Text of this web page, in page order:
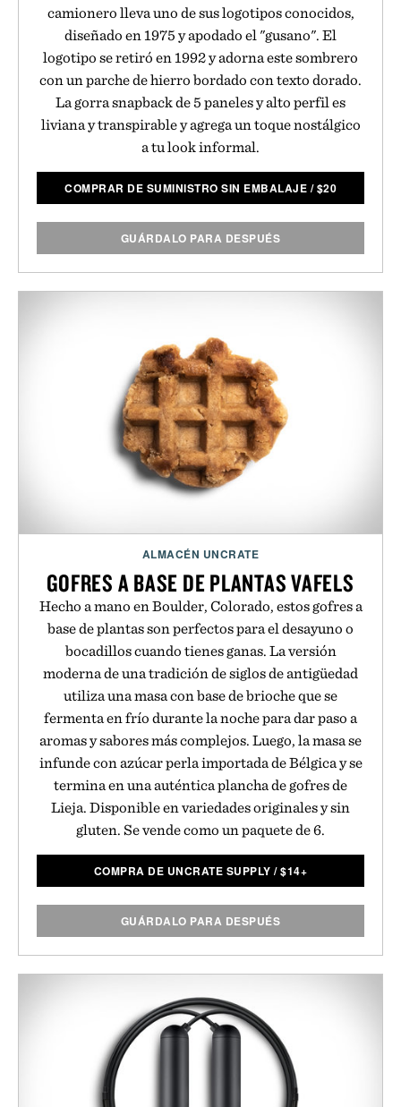
camionero lleva uno de sus logotipos conocidos,
diseñado en 1975 y apodado el "gusano". El
logotipo se retiró en 1992 y adorna este sombrero
con un parche de hierro bordado con texto dorado.
La gorra snapback de 5 paneles y alto perfil es
liviana y transpirable y agrega un toque nostálgico
a tu look informal.
COMPRAR DE SUMINISTRO SIN EMBALAJE /$20
GUÁRDALO PARA DESPUÉS
ALMACÉN UNCRATE
GOFRES A BASE DE PLANTAS VAFELS
Hecho a mano en Boulder, Colorado, estos gofres a
base de plantas son perfectos para el desayuno o
bocadillos cuando tienes ganas. La versión
moderna de una tradición de siglos de antigüedad
utiliza una masa con base de brioche que se
fermenta en frío durante la noche para dar paso a
aromas y sabores más complejos. Luego, la masa se
infunde con azúcar perla importada de Bélgica y se
termina en una auténtica plancha de gofres de
Lieja. Disponible en variedades originales y sin
gluten. Se vende como un paquete de 6.
COMPRA DE UNCRATE SUPPLY /$14+
GUÁRDALO PARA DESPUÉS